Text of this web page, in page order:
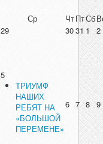
Ср ЧтПтСб
29 30311 2
5
ТРИУМФ
НАШИХ
РЕБЯТ НА
«БОЛЬШОЙ
ПЕРЕМЕНЕ»
6 7 8 9